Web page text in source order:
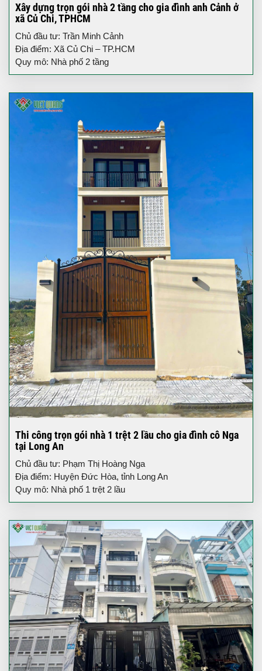
Xây dựng trọn gói nhà 2 tầng cho gia đình anh Cảnh ở
xã Củ Chi, TPHCM
Chủ đầu tư: Trần Minh Cảnh
Địa điểm: Xã Củ Chi – TP.HCM
Quy mô: Nhà phố 2 tầng
Thi công trọn gói nhà 1 trệt 2 lầu cho gia đình cô Nga
tại Long An
Chủ đầu tư: Phạm Thị Hoàng Nga
Địa điểm: Huyện Đức Hòa, tỉnh Long An
Quy mô: Nhà phố 1 trệt 2 lầu